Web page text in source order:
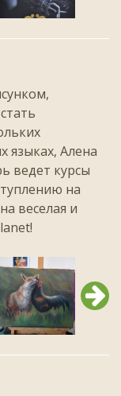
языках, Алена
ведет курсы
на
веселая и